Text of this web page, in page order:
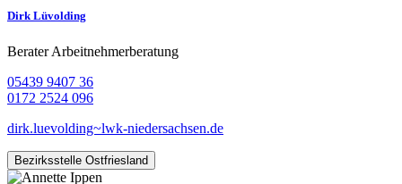
Dirk Lüvolding
Berater Arbeitnehmerberatung
05439 9407 36
0172 2524 096
dirk.luevolding~lwk-niedersachsen.de
Bezirksstelle Ostfriesland